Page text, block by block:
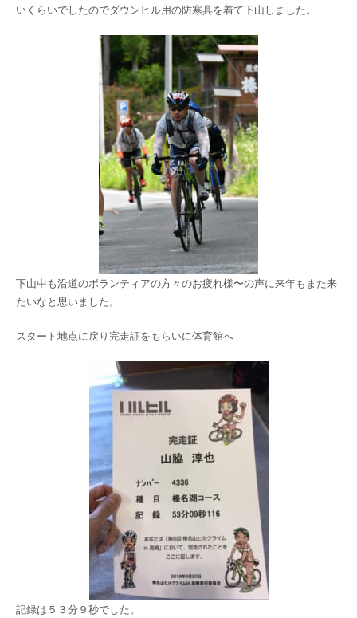
いくらいでしたのでダウンヒル用の防寒具を着て下山しました。
下山中も沿道のボランティアの方々のお疲れ様〜の声に来年もまた来
たいなと思いました。
スタート地点に戻り完走証をもらいに体育館へ
記録は５３分９秒でした。